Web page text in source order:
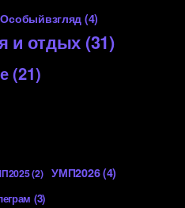
Особыйвзгляд (4)
и отдых (31)
(21)
(2) УМП2026(4)
(3)